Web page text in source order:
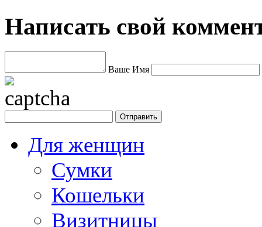
Написать свой
Ваше Имя
Для женщин
Сумки
Кошельки
Визитницы